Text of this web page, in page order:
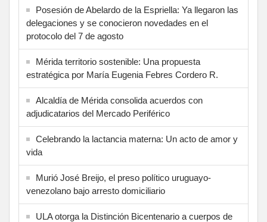
Posesión de Abelardo de la Espriella: Ya llegaron las
delegaciones y se conocieron novedades en el
protocolo del 7 de agosto
Mérida territorio sostenible: Una propuesta
estratégica por María Eugenia Febres Cordero R.
Alcaldía de Mérida consolida acuerdos con
adjudicatarios del Mercado Periférico
Celebrando la lactancia materna: Un acto de amor y
vida
Murió José Breijo, el preso político uruguayo-
venezolano bajo arresto domiciliario
ULA otorga la Distinción Bicentenario a cuerpos de